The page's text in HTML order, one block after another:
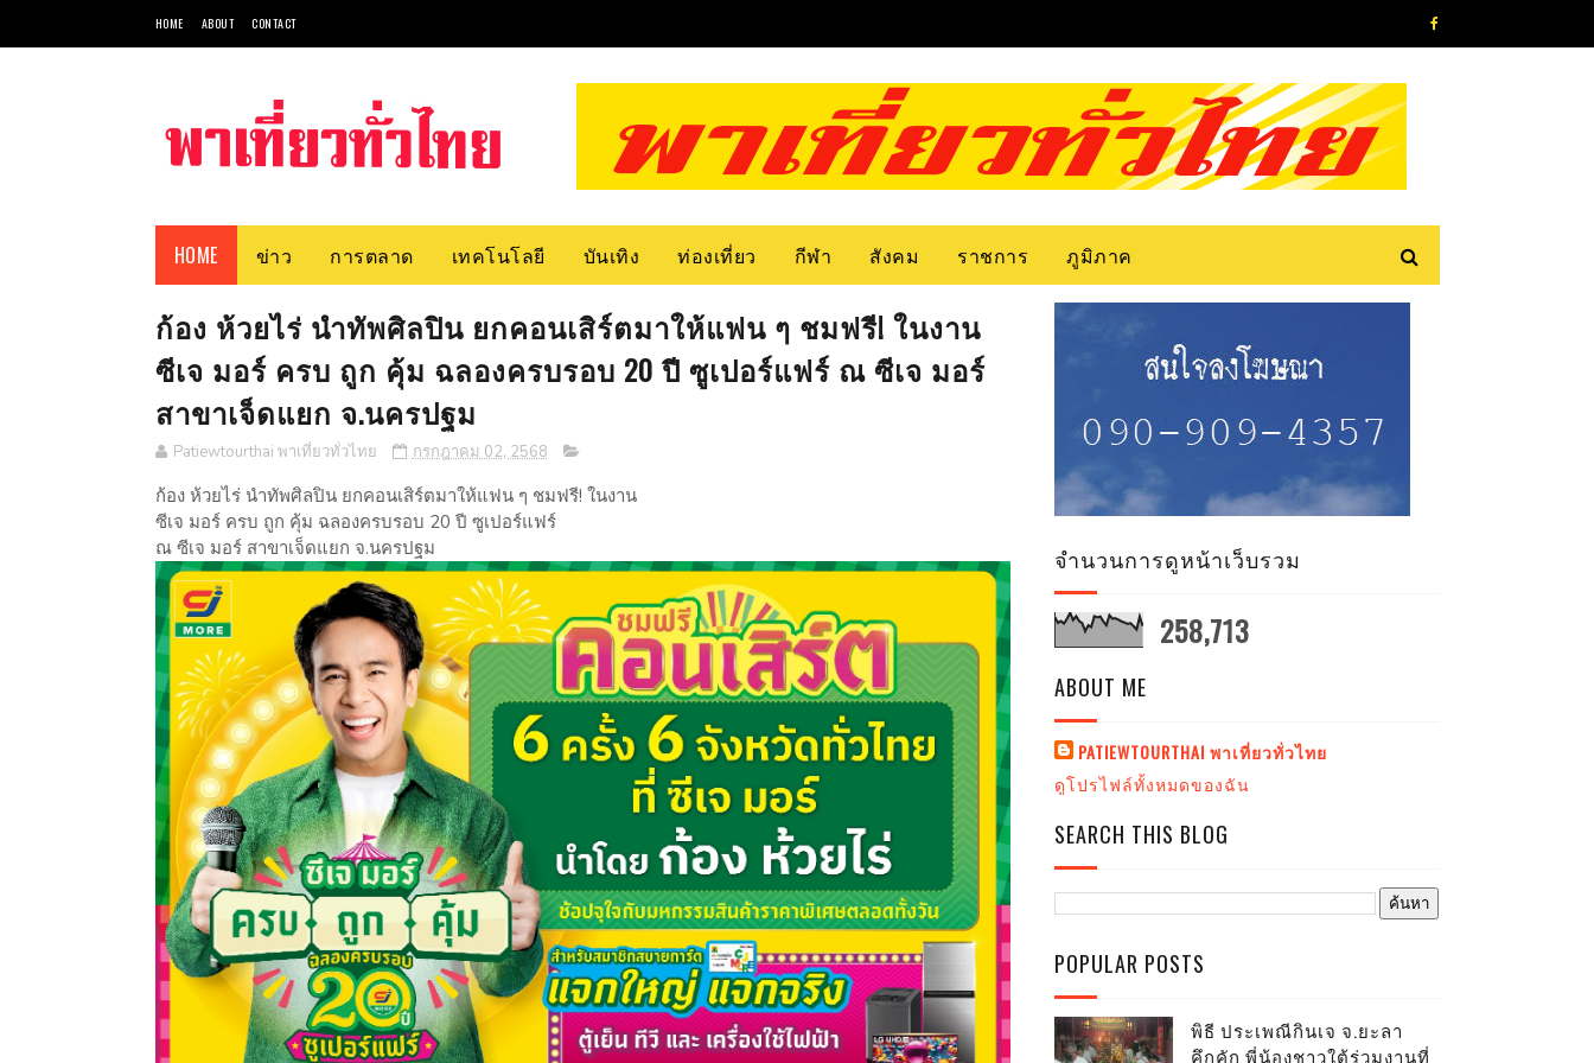
HOME ABOUT CONTACT
HOME ข่าว การตลาด เทคโนโลยี บันเทิง ท่องเที่ยว กีฬา สังคม ราชการ ภูมิภาค
ก้อง ห้วยไร่ นำทัพศิลปิน ยกคอนเสิร์ตมาให้แฟน ๆ ชมฟรี! ในงาน
ซีเจ มอร์ ครบ ถูก คุ้ม ฉลองครบรอบ 20 ปี ซูเปอร์แฟร์ ณ ซีเจ มอร์
สาขาเจ็ดแยก จ.นครปฐม
Patiewtourthai พาเที่ยวทั่วไทย กรกฎาคม 02, 2568
ก้อง ห้วยไร่ นำทัพศิลปิน ยกคอนเสิร์ตมาให้แฟน ๆ ชมฟรี! ในงาน
ซีเจ มอร์ ครบ ถูก คุ้ม ฉลองครบรอบ 20 ปี ซูเปอร์แฟร์
ณ ซีเจ มอร์ สาขาเจ็ดแยก จ.นครปฐม
จำนวนการดูหน้าเว็บรวม
258,713
ABOUT ME
PATIEWTOURTHAI พาเที่ยวทั่วไทย
ดูโปรไฟล์ทั้งหมดของฉัน
SEARCH THIS BLOG
POPULAR POSTS
พิธี ประเพณีกินเจ จ.ยะลา
คึกคัก พี่น้องชาวใต้ร่วมงานที่